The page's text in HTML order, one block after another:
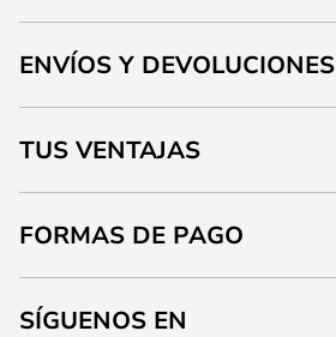
ENVÍOS Y DEVOLUCIONES
TUS VENTAJAS
FORMAS DE PAGO
SÍGUENOS EN